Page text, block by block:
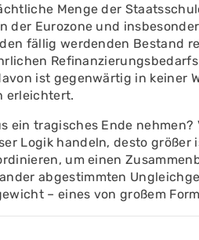
Menge der
der Eurozone und
fällig werdenden Bestand
ist gegenwärtig in keiner
erleichtert.
ein tragisches Ende
Logik handeln, desto größer
um einen
abgestimmten
– eines von großem